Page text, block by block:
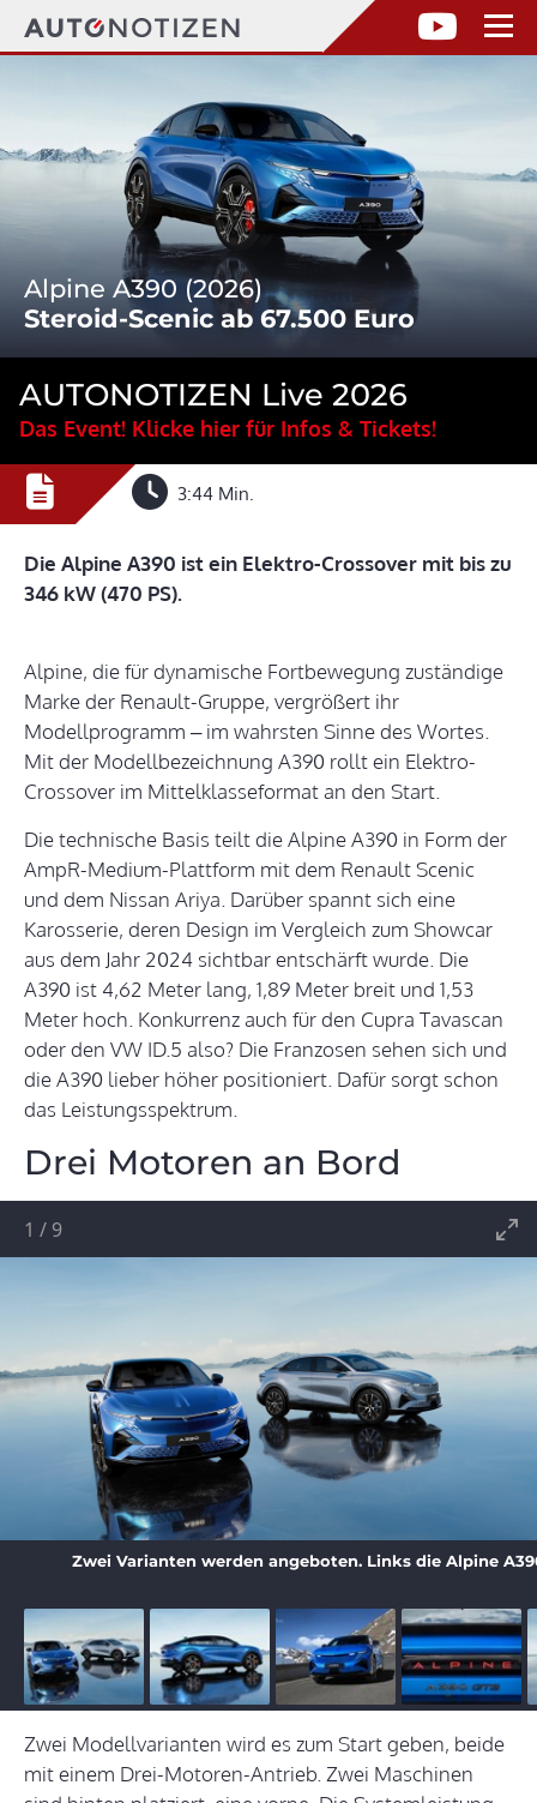
Alpine A390 (2026)
Steroid-Scenic ab 67.500 Euro
AUTONOTIZEN Live 2026
Das Event! Klicke hier für Infos & Tickets!
3:44 Min.
Die Alpine A390 ist ein Elektro-Crossover mit bis zu
346 kW (470 PS).
Alpine, die für dynamische Fortbewegung zuständige
Marke der Renault-Gruppe, vergrößert ihr
Modellprogramm – im wahrsten Sinne des Wortes.
Mit der Modellbezeichnung A390 rollt ein Elektro-
Crossover im Mittelklasseformat an den Start.
Die technische Basis teilt die Alpine A390 in Form der
AmpR-Medium-Plattform mit dem Renault Scenic
und dem Nissan Ariya. Darüber spannt sich eine
Karosserie, deren Design im Vergleich zum Showcar
aus dem Jahr 2024 sichtbar entschärft wurde. Die
A390 ist 4,62 Meter lang, 1,89 Meter breit und 1,53
Meter hoch. Konkurrenz auch für den Cupra Tavascan
oder den VW ID.5 also? Die Franzosen sehen sich und
die A390 lieber höher positioniert. Dafür sorgt schon
das Leistungsspektrum.
Drei Motoren an Bord
Zwei Varianten werden angeboten. Links die Alpine
1 / 9
Zwei Modellvarianten wird es zum Start geben, beide
mit einem Drei-Motoren-Antrieb. Zwei Maschinen